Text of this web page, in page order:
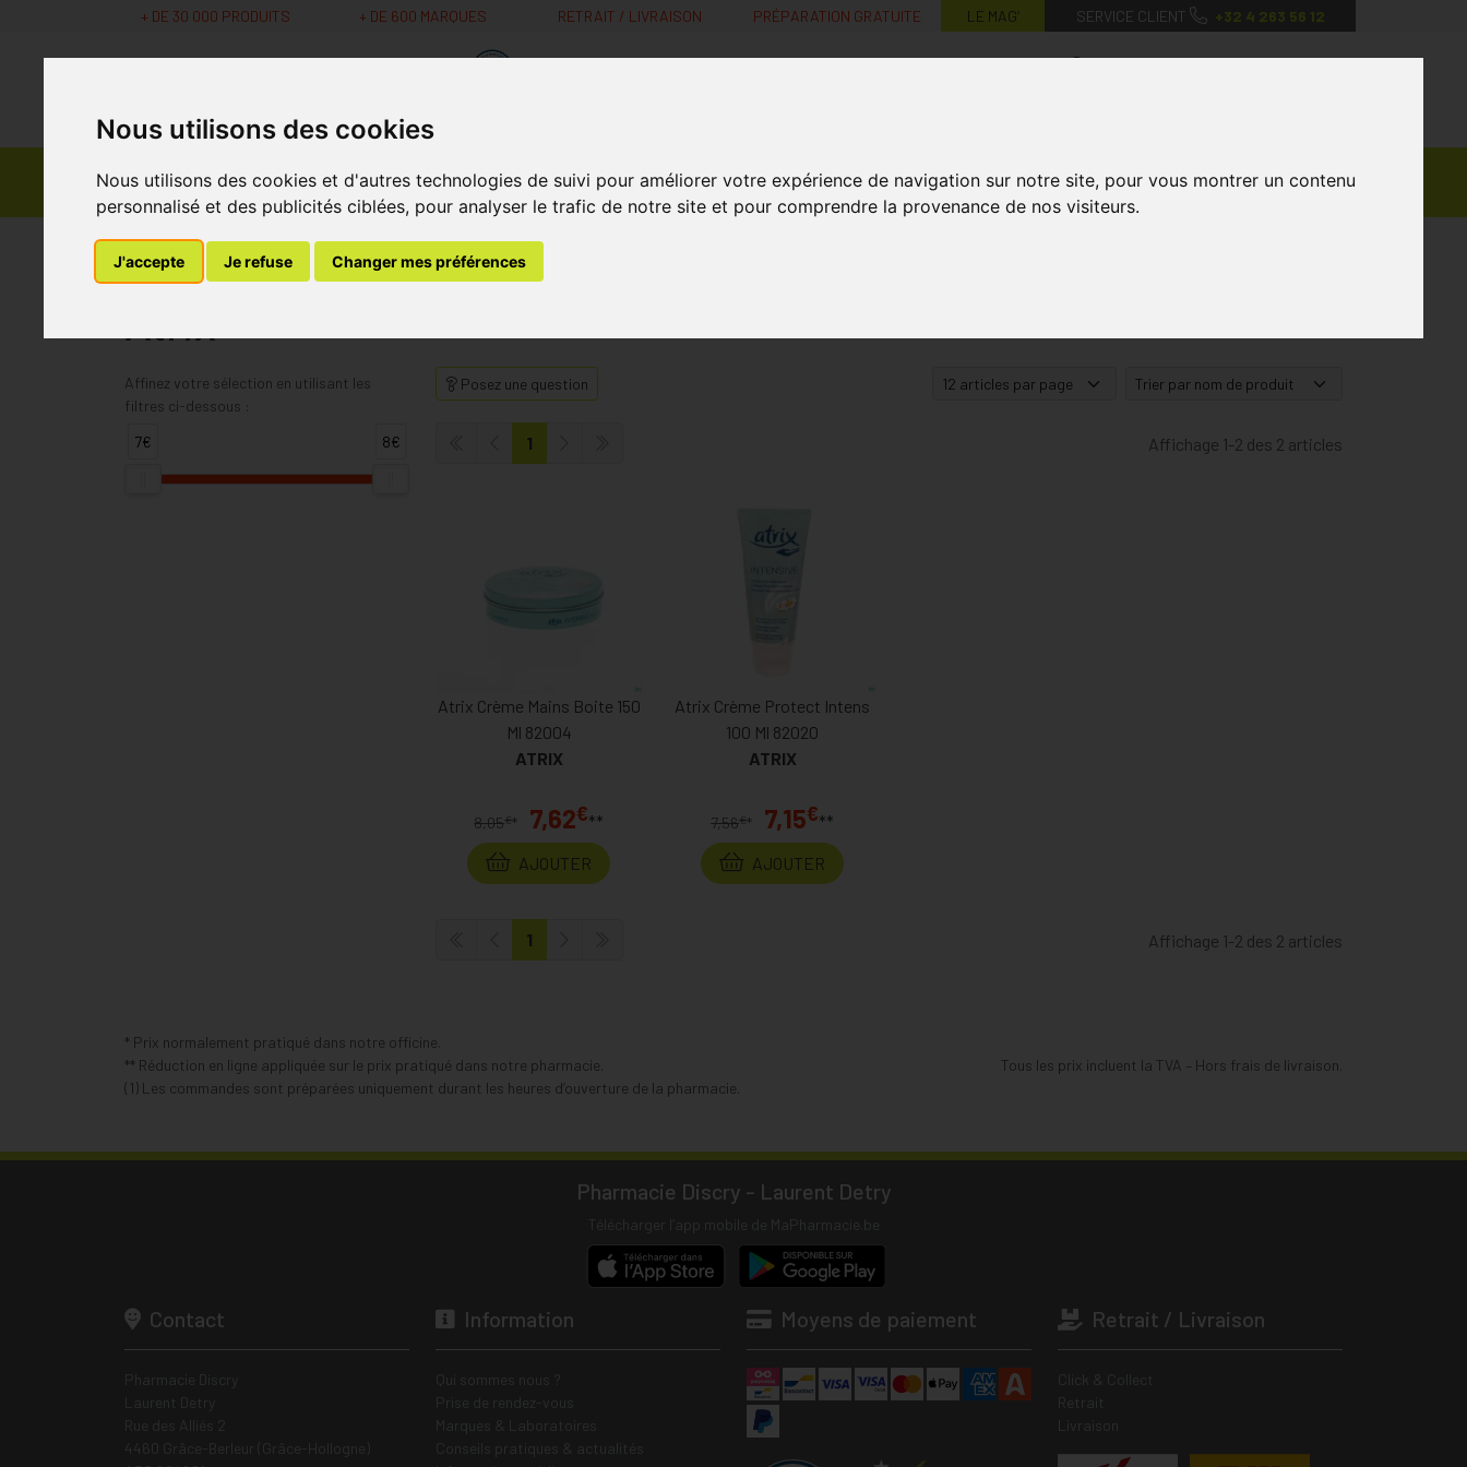
Nous utilisons des cookies
Nous utilisons des cookies et d'autres technologies de suivi pour améliorer votre expérience de navigation sur notre site, pour vous montrer un contenu
personnalisé et des publicités ciblées, pour analyser le trafic de notre site et pour comprendre la provenance de nos visiteurs.
J'accepte Je refuse Changer mes préférences
+ DE 30 000 PRODUITS + DE 600 MARQUES RETRAIT / LIVRAISON PRÉPARATION GRATUITE LE MAG’ SERVICE CLIENT +32 4 263 56 12
Promos Médicaments
Parapharmacie -
Cosmétiques
Minceur
Nutrition -
Vitamines
Soins Bébé et
Grossesse
Médecines
naturelles
Bandagisterie Vétérinaire
Ventes
Privées
Marques
MaPharmacie.be Atrix
Posez une question
Affichage 1-2 des 2 articles
1
Atrix Crème Mains Boite 150
Ml 82004
ATRIX
8,05€* 7,62€**
AJOUTER
Atrix Crème Protect Intens
100 Ml 82020
ATRIX
7,56€* 7,15€**
AJOUTER
Affichage 1-2 des 2 articles
1
Affinez votre sélection en utilisant les
filtres ci-dessous :
7€
8€
* Prix normalement pratiqué dans notre officine.
** Réduction en ligne appliquée sur le prix pratiqué dans notre pharmacie.
(1) Les commandes sont préparées uniquement durant les heures d’ouverture de la pharmacie.
Tous les prix incluent la TVA – Hors frais de livraison.
Pharmacie Discry - Laurent Detry
Contact Information Moyens de paiement Retrait / Livraison